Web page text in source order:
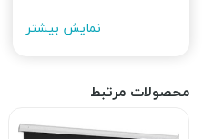
نمایش بیشتر
محصولات مرتبط